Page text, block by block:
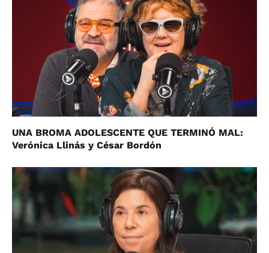
UNA BROMA ADOLESCENTE QUE TERMINÓ MAL:
Verónica Llinás y César Bordón